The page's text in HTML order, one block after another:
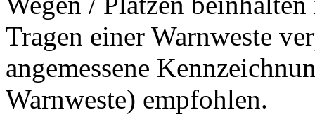
Tragen einer Warnweste
angemessene
Warnweste) empfohlen.